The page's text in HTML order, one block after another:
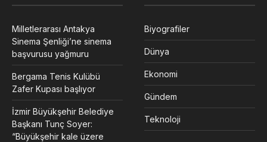
Milletlerarası Antakya
Sinema Şenliği’ne sinema
başvurusu yağmuru
Bergama Tenis Kulübü
Zafer Kupası başlıyor
İzmir Büyükşehir Belediye
Başkanı Tunç Soyer:
“Büyükşehir kale üzere
Biyografiler
Dünya
Ekonomi
Gündem
Teknoloji